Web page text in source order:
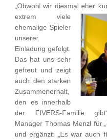
„Obwohl wir diesmal eher
extrem viele
ehemalige Spieler
unserer
Einladung gefolgt.
Das hat uns sehr
gefreut und zeigt
auch den starken
Zusammenerhalt,
den es innerhalb
der FIVERS-Familie
Manager Thomas Menzl für
und ergänzt: „Es war auch